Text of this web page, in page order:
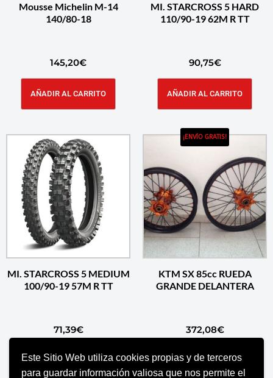
Este Sitio Web utiliza cookies propias y de terceros
para guardar información valiosa que nos permite el
Mousse Michelin M-14
140/80-18
145,20€
AÑADIR AL CARRITO
MI. STARCROSS 5 HARD
110/90-19 62M R TT
90,75€
AÑADIR AL CARRITO
MI. STARCROSS 5 MEDIUM
100/90-19 57M R TT
71,39€
AÑADIR AL CARRITO
¡ENVÍO GRATIS!
KTM SX 85cc RUEDA
GRANDE DELANTERA
372,08€
SELECCIONAR OPCIONES